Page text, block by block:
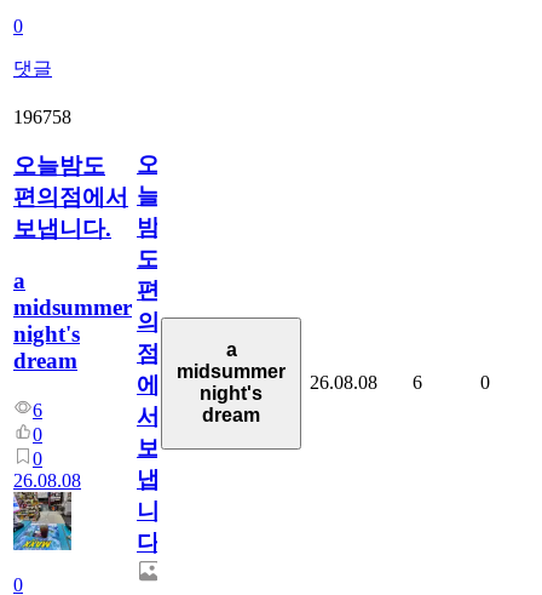
0
댓글
196758
오늘밤도
편의점에서
보냅니다.
a
midsummer
night's
dream
6
0
0
26.08.08
0
오
늘
밤
도
편
의
점
에
서
보
냅
니
다.
a
midsummer
night's
dream
26.08.08 6 0